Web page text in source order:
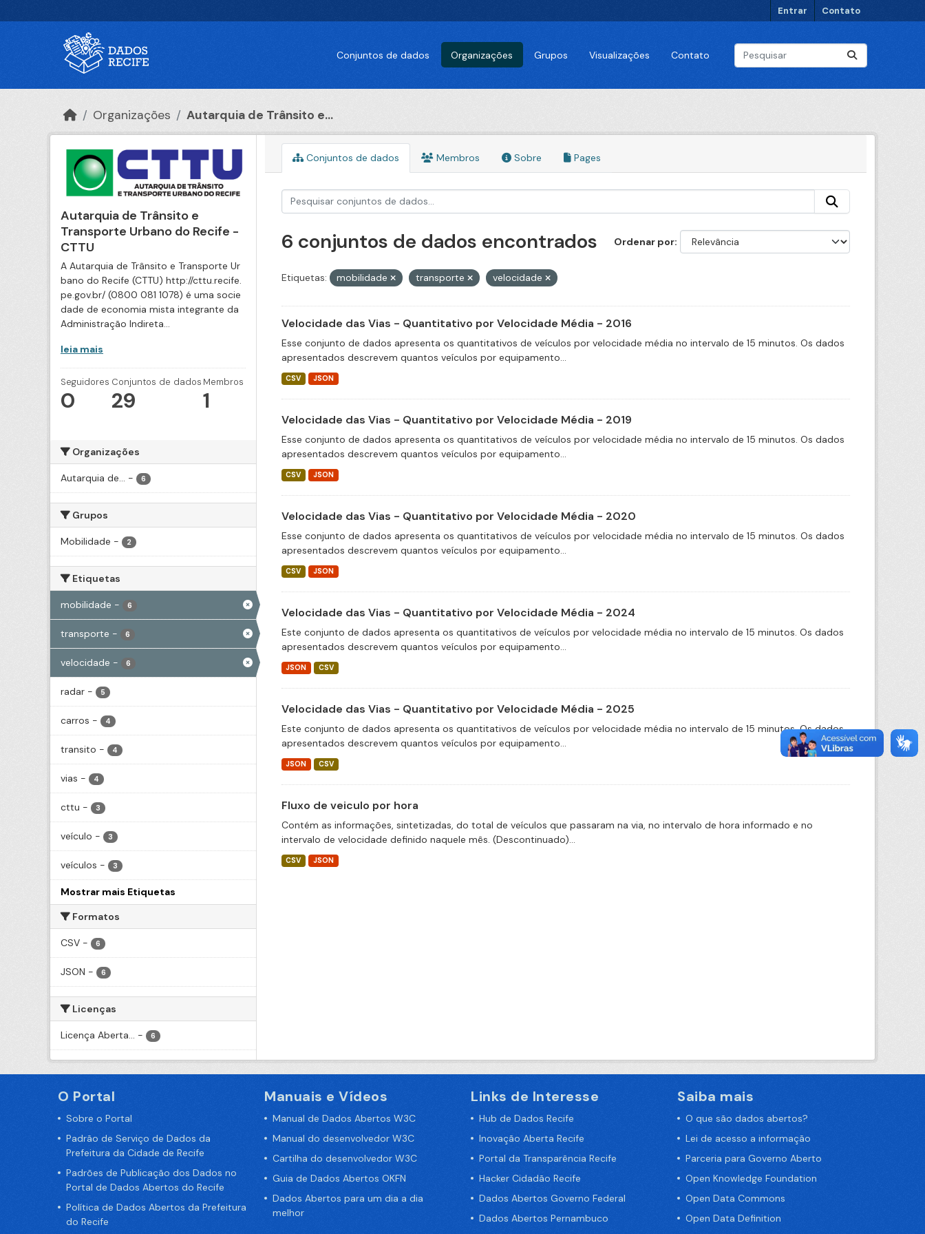
Entrar Contato
Conjuntos de dados Organizações Grupos Visualizações Contato
Organizações Autarquia de Trânsito e...
Autarquia de Trânsito e
Transporte Urbano do Recife -
CTTU
A Autarquia de Trânsito e Transporte Ur
bano do Recife (CTTU) http://cttu.recife.
pe.gov.br/ (0800 081 1078) é uma socie
dade de economia mista integrante da
Administração Indireta...
leia mais
Seguidores
0
Conjuntos de dados
29
Membros
1
Organizações
Autarquia de... - 6
Grupos
Mobilidade - 2
Etiquetas
mobilidade - 6
transporte - 6
velocidade - 6
radar - 5
carros - 4
transito - 4
vias - 4
cttu - 3
veículo - 3
veículos - 3
Mostrar mais Etiquetas
Formatos
CSV - 6
JSON - 6
Licenças
Licença Aberta... - 6
Conjuntos de dados Membros Sobre Pages
Ordenar por
6 conjuntos de dados encontrados
Etiquetas: mobilidade transporte velocidade
Velocidade das Vias - Quantitativo por Velocidade Média - 2016
Esse conjunto de dados apresenta os quantitativos de veículos por velocidade média no intervalo de 15 minutos. Os dados
apresentados descrevem quantos veículos por equipamento...
CSV JSON
Velocidade das Vias - Quantitativo por Velocidade Média - 2019
Esse conjunto de dados apresenta os quantitativos de veículos por velocidade média no intervalo de 15 minutos. Os dados
apresentados descrevem quantos veículos por equipamento...
CSV JSON
Velocidade das Vias - Quantitativo por Velocidade Média - 2020
Esse conjunto de dados apresenta os quantitativos de veículos por velocidade média no intervalo de 15 minutos. Os dados
apresentados descrevem quantos veículos por equipamento...
CSV JSON
Velocidade das Vias - Quantitativo por Velocidade Média - 2024
Este conjunto de dados apresenta os quantitativos de veículos por velocidade média no intervalo de 15 minutos. Os dados
apresentados descrevem quantos veículos por equipamento...
JSON CSV
Velocidade das Vias - Quantitativo por Velocidade Média - 2025
Este conjunto de dados apresenta os quantitativos de veículos por velocidade média no intervalo de 15 minutos. Os dados
apresentados descrevem quantos veículos por equipamento...
JSON CSV
Fluxo de veiculo por hora
Contém as informações, sintetizadas, do total de veículos que passaram na via, no intervalo de hora informado e no
intervalo de velocidade definido naquele mês. (Descontinuado)...
CSV JSON
O Portal
Sobre o Portal
Padrão de Serviço de Dados da
Prefeitura da Cidade de Recife
Padrões de Publicação dos Dados no
Portal de Dados Abertos do Recife
Política de Dados Abertos da Prefeitura
do Recife
Manuais e Vídeos
Manual de Dados Abertos W3C
Manual do desenvolvedor W3C
Cartilha do desenvolvedor W3C
Guia de Dados Abertos OKFN
Dados Abertos para um dia a dia
melhor
Links de Interesse
Hub de Dados Recife
Inovação Aberta Recife
Portal da Transparência Recife
Hacker Cidadão Recife
Dados Abertos Governo Federal
Dados Abertos Pernambuco
Saiba mais
O que são dados abertos?
Lei de acesso a informação
Parceria para Governo Aberto
Open Knowledge Foundation
Open Data Commons
Open Data Definition